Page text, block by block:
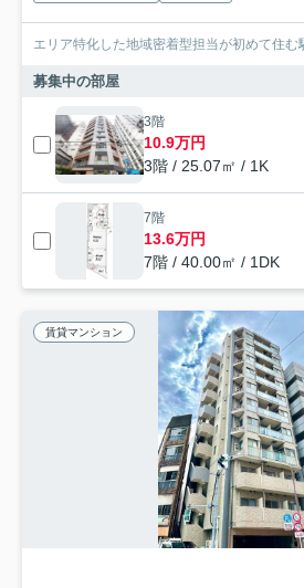
エリア特化した地域密着型担当が初めて住む
募集中の部屋
3階
10.9万円
3階 / 25.07㎡ / 1K
7階
13.6万円
7階 / 40.00㎡ / 1DK
賃貸マンション